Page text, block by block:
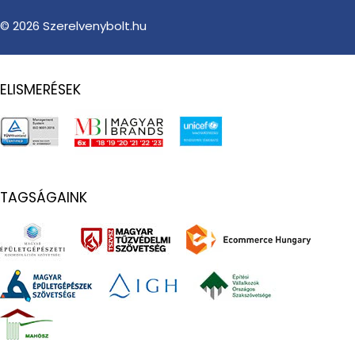
© 2026 Szerelvenybolt.hu
ELISMERÉSEK
TAGSÁGAINK